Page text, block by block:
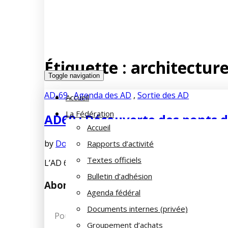
Toggle navigation
Accueil
La Fédération
Accueil
Rapports d’activité
Textes officiels
Bulletin d’adhésion
Agenda fédéral
Documents internes (privée)
Groupement d’achats
Étiquette : architecture
AD-69,Agenda des AD , Sortie des AD
AD69 : Découverte des ponts
by Dominique DUPUY-LORIN
L’AD 69 vous propose une sortie à la
Abonnez-vous à notre newsletter
Pour recevoir les dernières infos de la